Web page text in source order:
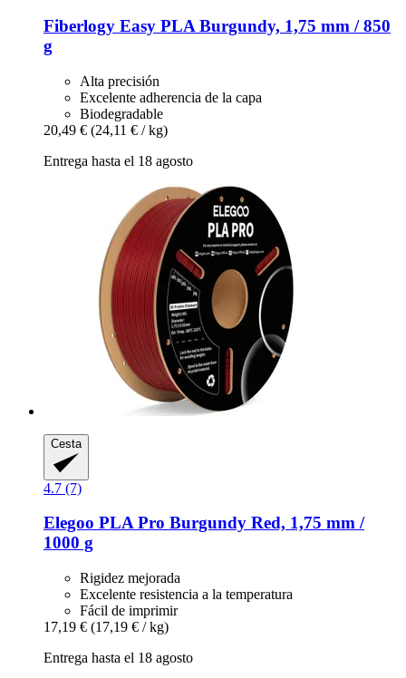
Fiberlogy Easy PLA Burgundy, 1,75 mm / 850
g
Alta precisión
Excelente adherencia de la capa
Biodegradable
20,49 € (24,11 € / kg)
Entrega hasta el 18 agosto
Cesta
4.7 (7)
Elegoo PLA Pro Burgundy Red, 1,75 mm /
1000 g
Rigidez mejorada
Excelente resistencia a la temperatura
Fácil de imprimir
17,19 € (17,19 € / kg)
Entrega hasta el 18 agosto